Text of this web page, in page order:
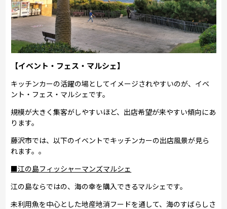
【イベント・フェス・マルシェ】
キッチンカーの活躍の場としてイメージされやすいのが、イベ
ント・フェス・マルシェです。
規模が大きく集客がしやすいほど、出店希望が来やすい傾向にあ
ります。
藤沢市では、以下のイベントでキッチンカーの出店風景が見ら
れます。。
■江の島フィッシャーマンズマルシェ
江の島ならではの、海の幸を購入できるマルシェです。
未利用魚を中心とした地産地消フードを通して、海のすばらしさ